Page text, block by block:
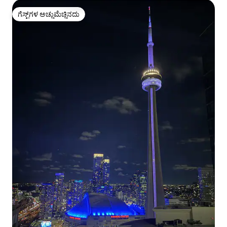
ಗೆಸ್ಟ್‌ಗಳ ಅಚ್ಚುಮೆಚ್ಚಿನದು
ಗೆಸ್ಟ್‌ಗಳ ಅಚ್ಚುಮೆಚ್ಚಿನದು